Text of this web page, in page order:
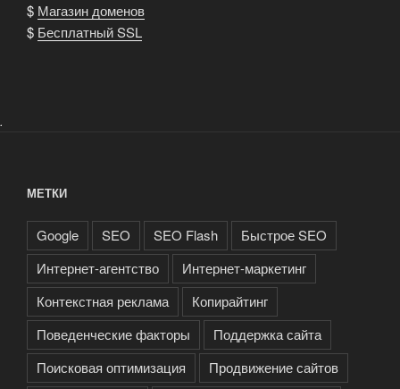
$ Магазин доменов
$ Бесплатный SSL
.
МЕТКИ
Google SEO SEO Flash
Быстрое SEO
Интернет-агентство
Интернет-маркетинг
Контекстная реклама
Копирайтинг
Поведенческие факторы
Поддержка сайта
Поисковая оптимизация
Продвижение сайтов